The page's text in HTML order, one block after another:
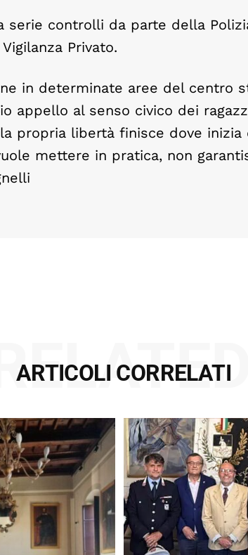
controlli da parte della
Privato.
in determinate aree del centro
appello al senso civico dei
propria libertà finisce dove inizia
mettere in pratica, non
ARTICOLI CORRELATI
RELATED